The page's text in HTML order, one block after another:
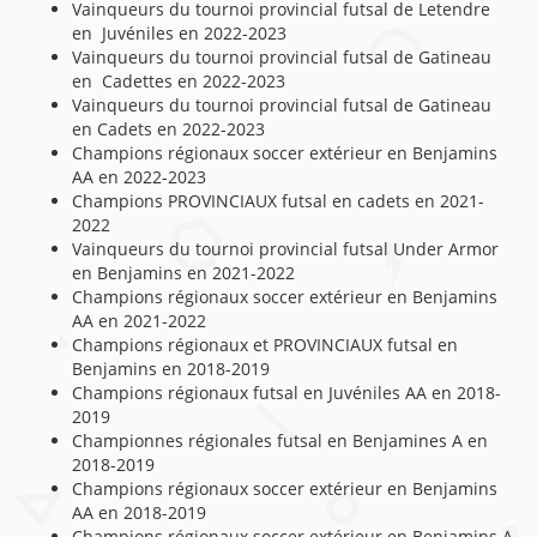
Vainqueurs du tournoi provincial futsal de Letendre
en Juvéniles en 2022-2023
Vainqueurs du tournoi provincial futsal de Gatineau
en Cadettes en 2022-2023
Vainqueurs du tournoi provincial futsal de Gatineau
en Cadets en 2022-2023
Champions régionaux soccer extérieur en Benjamins
AA en 2022-2023
Champions PROVINCIAUX futsal en cadets en 2021-
2022
Vainqueurs du tournoi provincial futsal Under Armor
en Benjamins en 2021-2022
Champions régionaux soccer extérieur en Benjamins
AA en 2021-2022
Champions régionaux et PROVINCIAUX futsal en
Benjamins en 2018-2019
Champions régionaux futsal en Juvéniles AA en 2018-
2019
Championnes régionales futsal en Benjamines A en
2018-2019
Champions régionaux soccer extérieur en Benjamins
AA en 2018-2019